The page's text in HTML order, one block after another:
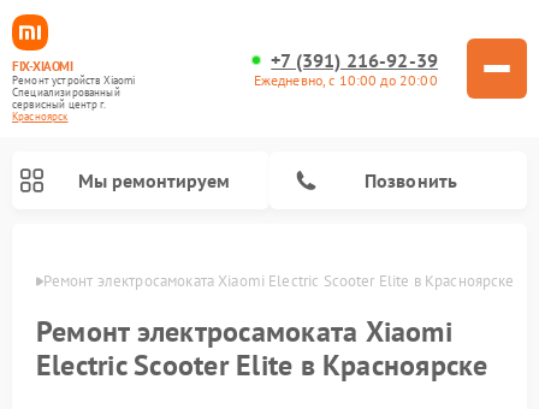
FIX-XIAOMI
Ремонт устройств Xiaomi
Специализированный
cервисный центр г.
Красноярск
+7 (391) 216-92-39
Ежедневно, с 10:00 до 20:00
Мы ремонтируем Позвонить
Ремонт электросамоката Xiaomi Electric Scooter Elite в Красноярске
Ремонт электросамоката Xiaomi
Electric Scooter Elite в Красноярске